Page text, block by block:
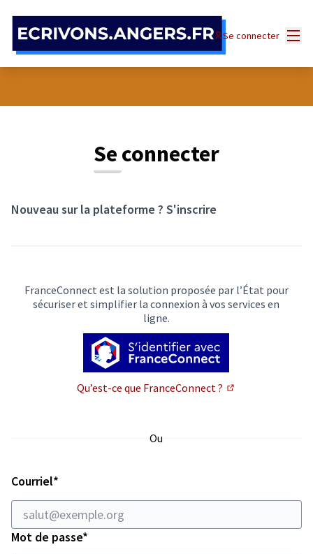
Se connecter
Se connecter
Nouveau sur la plateforme ? S'inscrire
FranceConnect est la solution proposée par l’État pour
sécuriser et simplifier la connexion à vos services en
ligne.
Qu’est-ce que FranceConnect ?
Ou
Courriel*
Mot de passe*